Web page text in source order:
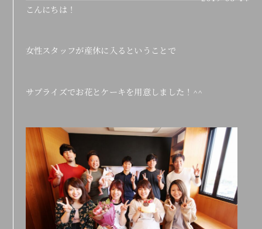
こんにちは！
女性スタッフが産休に入るということで
サプライズでお花とケーキを用意しました！^^